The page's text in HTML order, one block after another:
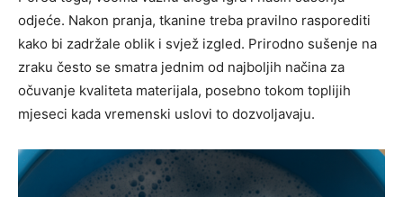
odjeće. Nakon pranja, tkanine treba pravilno rasporediti
kako bi zadržale oblik i svjež izgled. Prirodno sušenje na
zraku često se smatra jednim od najboljih načina za
očuvanje kvaliteta materijala, posebno tokom toplijih
mjeseci kada vremenski uslovi to dozvoljavaju.